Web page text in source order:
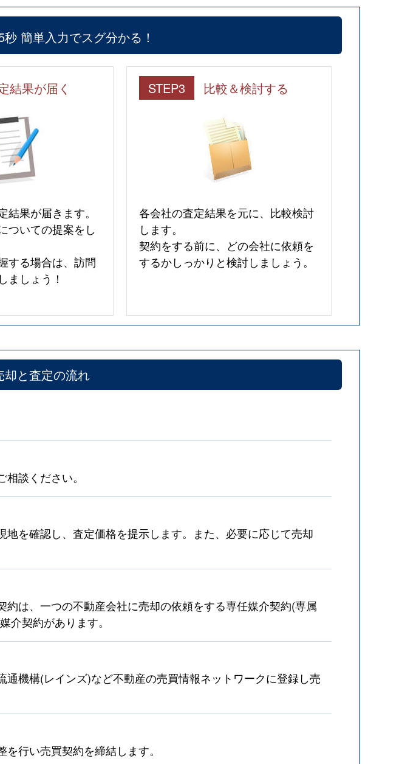
秒 簡単入力でスグ分かる！
結果が届く
結果が届きます。
ついての提案をし
する場合は、訪問
ましょう！
STEP3 比較＆検討する
各会社の査定結果を元に、比較検討
します。
契約をする前に、どの会社に依頼を
するかしっかりと検討しましょう。
却と査定の流れ
談ください。
を確認し、査定価格を提示します。また、必要に応じて売却
は、一つの不動産会社に売却の依頼をする専任媒介契約(専属
介契約があります。
機構(レインズ)など不動産の売買情報ネットワークに登録し売
行い売買契約を締結します。